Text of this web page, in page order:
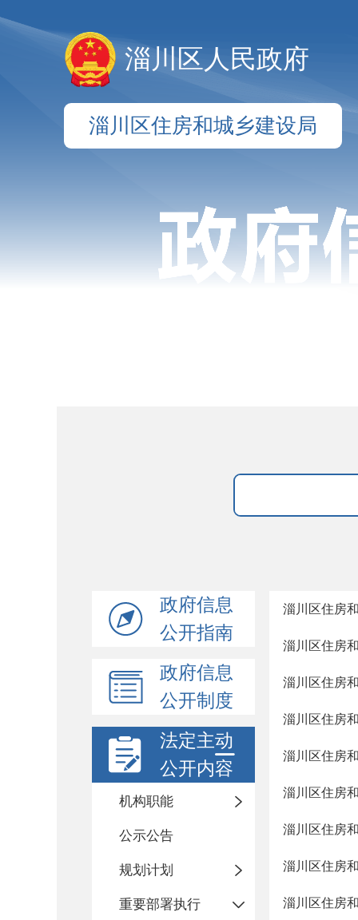
淄川区人民政府
淄川区住房和城乡建设局
政府信息
公开指南
政府信息
公开制度
法定主动
公开内容
机构职能
公示公告
规划计划
重要部署执行
淄川区住房
淄川区住房
淄川区住房
淄川区住房
淄川区住房
淄川区住房
淄川区住房
淄川区住房
淄川区住房